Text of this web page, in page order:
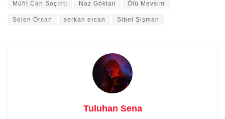
Müfit Can Saçıntı Naz Göktan Ölü Mevsim
Selen Örcan serkan ercan Sibel Şişman
Tuluhan Sena